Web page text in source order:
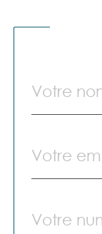
par
défaut
*
*
*